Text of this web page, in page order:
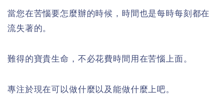
當您在苦惱要怎麼辦的時候，時間也是每時每刻都在
流失著的。
難得的寶貴生命，不必花費時間用在苦惱上面。
專注於現在可以做什麼以及能做什麼上吧。